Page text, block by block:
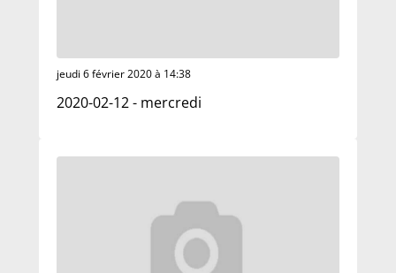
jeudi 6 février 2020 à 14:38
2020-02-12 - mercredi